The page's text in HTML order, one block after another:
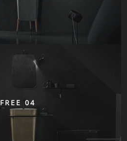
FREE 04